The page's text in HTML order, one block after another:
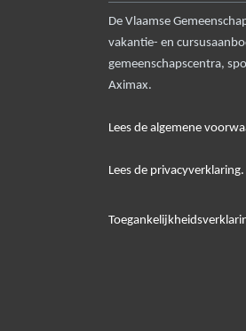
De Vlaamse
vakantie- en
gemeenschapscentra,
Aximax.
Lees de algemene
Lees de privacyverklaring.